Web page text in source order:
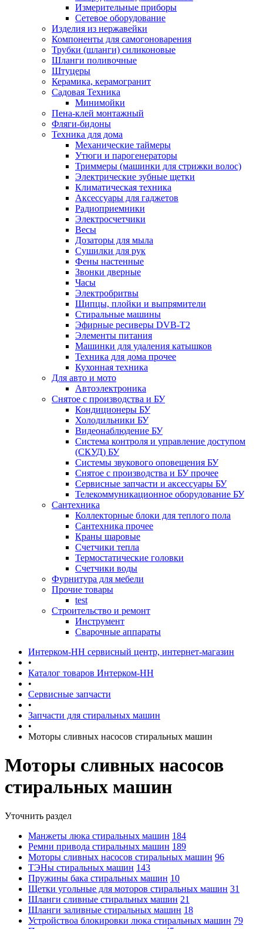
Измерительные приборы
Сетевое оборудование
Изделия из нержавейки
Компоненты для самогоноварения
Трубки (шланги) силиконовые
Шланги поливочные
Штуцеры
Керамика, керамогранит
Садовая Техника
Минимойки
Пена-клей монтажный
Фляги-бидоны
Техника для дома
Механические таймеры
Утюги и парогенераторы
Триммеры (машинки для стрижки волос)
Электрические зубные щетки
Климатическая техника
Аксессуары для гаджетов
Радиоприемники
Электросчетчики
Весы
Дозаторы для мыла
Сушилки для рук
Фены настенные
Звонки дверные
Часы
Электробритвы
Щипцы, плойки и выпрямители
Стиральные машины
Эфирные ресиверы DVB-T2
Элементы питания
Машинки для удаления катышков
Техника для дома прочее
Кухонная техника
Для авто и мото
Автоэлектроника
Снятое с производства и БУ
Кондиционеры БУ
Холодильники БУ
Видеонаблюдение БУ
Система контроля и управление доступом
(СКУД) БУ
Системы звукового оповещения БУ
Снятое с производства и БУ прочее
Сервисные запчасти и аксессуары БУ
Телекоммуникационное оборудование БУ
Сантехника
Коллекторные блоки для теплого пола
Сантехника прочее
Краны шаровые
Счетчики тепла
Термоcтатические головки
Счетчики воды
Фурнитура для мебели
Прочие товары
test
Строительство и ремонт
Инструмент
Сварочные аппараты
Интерком-НН сервисный центр, интернет-магазин
•
Каталог товаров Интерком-НН
•
Сервисные запчасти
•
Запчасти для стиральных машин
•
Моторы сливных насосов стиральных машин
Моторы сливных насосов
стиральных машин
Уточнить раздел
Манжеты люка стиральных машин 184
Ремни привода стиральных машин 189
Моторы сливных насосов стиральных машин 96
ТЭНы стиральных машин 143
Пружины бака стиральных машин 10
Щетки угольные для моторов стиральных машин 31
Шланги сливные стиральных машин 21
Шланги заливные стиральных машин 18
Устройствоа блокировки люка стиральных машин 79